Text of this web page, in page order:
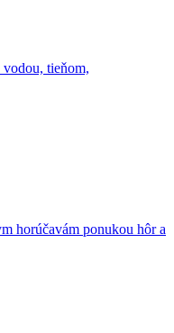
tieňom,
horúčavám ponukou hôr a